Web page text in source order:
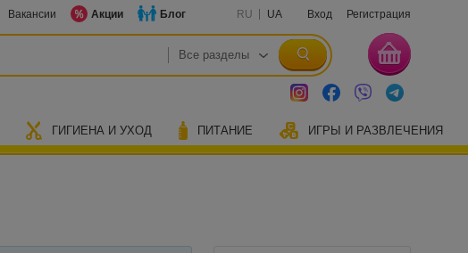
Вакансии Акции Блог RU UA Вход Регистрация
ГИГИЕНА И УХОД ПИТАНИЕ ИГРЫ И РАЗВЛЕЧЕНИЯ